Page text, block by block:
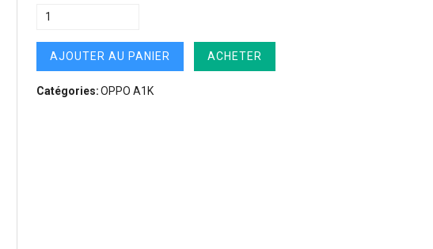
AJOUTER AU PANIER ACHETER
Catégories:OPPO A1K